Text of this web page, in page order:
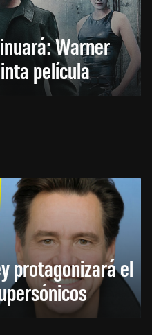
Warner
película
protagonizará el